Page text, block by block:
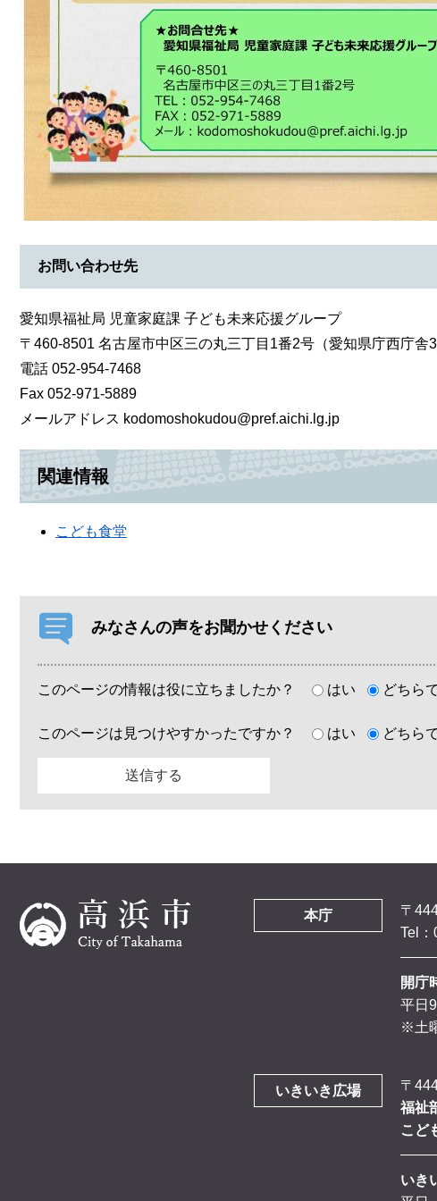
お問い合わせ先
愛知県福祉局 児童家庭課 子ども未来応援グループ
〒460-8501 名古屋市中区三の丸三丁目1番2号（愛知県庁西庁舎3
電話 052-954-7468
Fax 052-971-5889
メールアドレス kodomoshokudou@pref.aichi.lg.jp
関連情報
こども食堂
みなさんの声をお聞かせください
このページの情報は役に立ちましたか？ はい どちら
このページは見つけやすかったですか？ はい どちら
本庁
〒
Tel：
開庁
平日
※土
いきいき広場
〒
福祉
こど
いき